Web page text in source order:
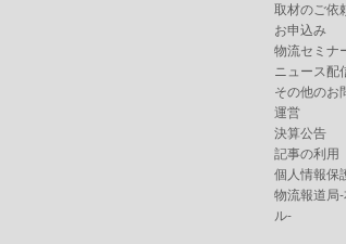
取材のご依
お申込み
物流セミナ
ニュース配
その他のお
運営
決算公告
記事の利用
個人情報保
物流報道局
ル-